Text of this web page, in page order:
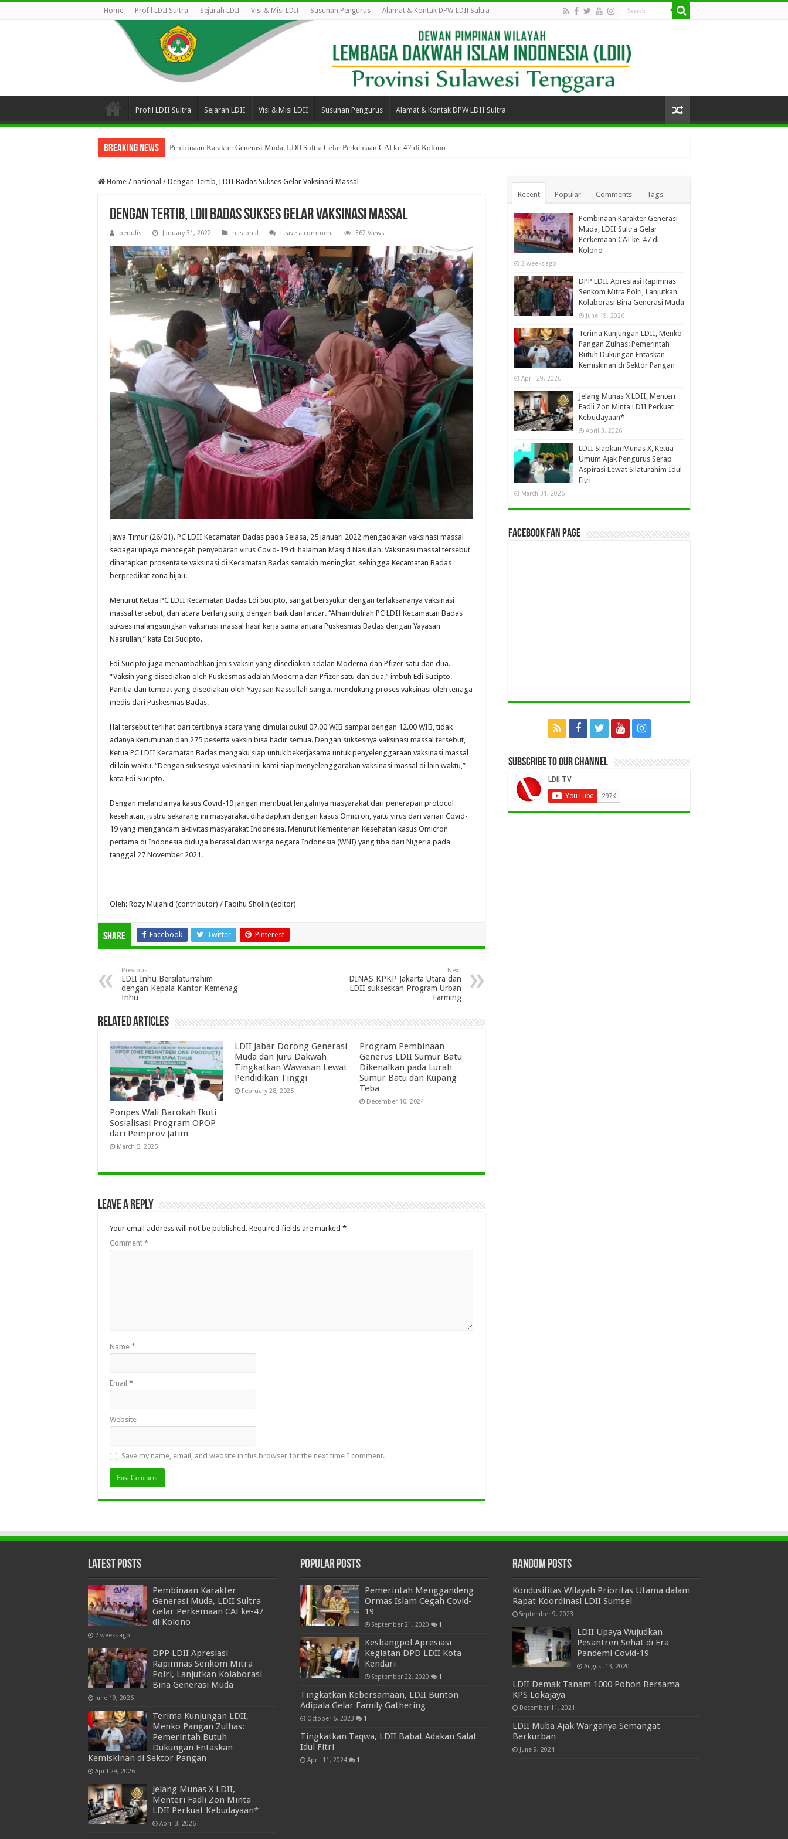
Home Profil LDII Sultra Sejarah LDII Visi & Misi LDII Susunan Pengurus Alamat & Kontak DPW LDII Sultra
Profil LDII Sultra Sejarah LDII Visi & Misi LDII Susunan Pengurus Alamat & Kontak DPW LDII Sultra
Breaking News Pembinaan Karakter Generasi Muda, LDII Sultra Gelar Perkemaan CAI ke-47 di Kolono
Home / nasional / Dengan Tertib, LDII Badas Sukses Gelar Vaksinasi Massal
Dengan Tertib, LDII Badas Sukses Gelar Vaksinasi Massal
penulis January 31, 2022 nasional Leave a comment 362 Views
Jawa Timur (26/01). PC LDII Kecamatan Badas pada Selasa, 25 januari 2022 mengadakan vaksinasi massal
sebagai upaya mencegah penyebaran virus Covid-19 di halaman Masjid Nasullah. Vaksinasi massal tersebut
diharapkan prosentase vaksinasi di Kecamatan Badas semakin meningkat, sehingga Kecamatan Badas
berpredikat zona hijau.
Menurut Ketua PC LDII Kecamatan Badas Edi Sucipto, sangat bersyukur dengan terlaksananya vaksinasi
massal tersebut, dan acara berlangsung dengan baik dan lancar. “Alhamdulilah PC LDII Kecamatan Badas
sukses malangsungkan vaksinasi massal hasil kerja sama antara Puskesmas Badas dengan Yayasan
Nasrullah,” kata Edi Sucipto.
Edi Sucipto juga menambahkan jenis vaksin yang disediakan adalan Moderna dan Pfizer satu dan dua.
“Vaksin yang disediakan oleh Puskesmas adalah Moderna dan Pfizer satu dan dua,” imbuh Edi Sucipto.
Panitia dan tempat yang disediakan oleh Yayasan Nassullah sangat mendukung proses vaksinasi oleh tenaga
medis dari Puskesmas Badas.
Hal tersebut terlihat dari tertibnya acara yang dimulai pukul 07.00 WIB sampai dengan 12.00 WIB, tidak
adanya kerumunan dan 275 peserta vaksin bisa hadir semua. Dengan suksesnya vaksinasi massal tersebut,
Ketua PC LDII Kecamatan Badas mengaku siap untuk bekerjasama untuk penyelenggaraan vaksinasi massal
di lain waktu. “Dengan suksesnya vaksinasi ini kami siap menyelenggarakan vaksinasi massal di lain waktu,”
kata Edi Sucipto.
Dengan melandainya kasus Covid-19 jangan membuat lengahnya masyarakat dari penerapan protocol
kesehatan, justru sekarang ini masyarakat dihadapkan dengan kasus Omicron, yaitu virus dari varian Covid-
19 yang mengancam aktivitas masyarakat Indonesia. Menurut Kementerian Kesehatan kasus Omicron
pertama di Indonesia diduga berasal dari warga negara Indonesia (WNI) yang tiba dari Nigeria pada
tanggal 27 November 2021.
Oleh: Rozy Mujahid (contributor) / Faqihu Sholih (editor)
Share Facebook Twitter Pinterest
Previous
LDII Inhu Bersilaturrahim
dengan Kepala Kantor Kemenag
Inhu
Next
DINAS KPKP Jakarta Utara dan
LDII sukseskan Program Urban
Farming
Related Articles
Ponpes Wali Barokah Ikuti
Sosialisasi Program OPOP
dari Pemprov Jatim
March 5, 2025
LDII Jabar Dorong Generasi
Muda dan Juru Dakwah
Tingkatkan Wawasan Lewat
Pendidikan Tinggi
February 28, 2025
Program Pembinaan
Generus LDII Sumur Batu
Dikenalkan pada Lurah
Sumur Batu dan Kupang
Teba
December 10, 2024
Leave a Reply
Your email address will not be published. Required fields are marked *
Comment *
Name *
Email *
Website
Save my name, email, and website in this browser for the next time I comment.
Recent Popular Comments Tags
Pembinaan Karakter Generasi
Muda, LDII Sultra Gelar
Perkemaan CAI ke-47 di
Kolono
2 weeks ago
DPP LDII Apresiasi Rapimnas
Senkom Mitra Polri, Lanjutkan
Kolaborasi Bina Generasi Muda
June 19, 2026
Terima Kunjungan LDII, Menko
Pangan Zulhas: Pemerintah
Butuh Dukungan Entaskan
Kemiskinan di Sektor Pangan
April 29, 2026
Jelang Munas X LDII, Menteri
Fadli Zon Minta LDII Perkuat
Kebudayaan*
April 3, 2026
LDII Siapkan Munas X, Ketua
Umum Ajak Pengurus Serap
Aspirasi Lewat Silaturahim Idul
Fitri
March 31, 2026
Facebook Fan Page
Subscribe to our Channel
Latest Posts
Pembinaan Karakter
Generasi Muda, LDII Sultra
Gelar Perkemaan CAI ke-47
di Kolono
2 weeks ago
DPP LDII Apresiasi
Rapimnas Senkom Mitra
Polri, Lanjutkan Kolaborasi
Bina Generasi Muda
June 19, 2026
Terima Kunjungan LDII,
Menko Pangan Zulhas:
Pemerintah Butuh
Dukungan Entaskan
Kemiskinan di Sektor Pangan
April 29, 2026
Jelang Munas X LDII,
Menteri Fadli Zon Minta
LDII Perkuat Kebudayaan*
April 3, 2026
Popular Posts
Pemerintah Menggandeng
Ormas Islam Cegah Covid-
19
September 21, 2020 1
Kesbangpol Apresiasi
Kegiatan DPD LDII Kota
Kendari
September 22, 2020 1
Tingkatkan Kebersamaan, LDII Bunton
Adipala Gelar Family Gathering
October 6, 2023 1
Tingkatkan Taqwa, LDII Babat Adakan Salat
Idul Fitri
April 11, 2024 1
Random Posts
Kondusifitas Wilayah Prioritas Utama dalam
Rapat Koordinasi LDII Sumsel
September 9, 2023
LDII Upaya Wujudkan
Pesantren Sehat di Era
Pandemi Covid-19
August 13, 2020
LDII Demak Tanam 1000 Pohon Bersama
KPS Lokajaya
December 11, 2021
LDII Muba Ajak Warganya Semangat
Berkurban
June 9, 2024